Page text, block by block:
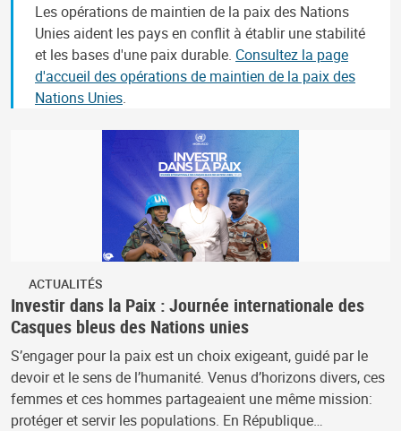
Les opérations de maintien de la paix des Nations
Unies aident les pays en conflit à établir une stabilité
et les bases d'une paix durable. Consultez la page
d'accueil des opérations de maintien de la paix des
Nations Unies.
ACTUALITÉS
Investir dans la Paix : Journée internationale des
Casques bleus des Nations unies
S’engager pour la paix est un choix exigeant, guidé par le
devoir et le sens de l’humanité. Venus d’horizons divers, ces
femmes et ces hommes partageaient une même mission:
protéger et servir les populations. En République…